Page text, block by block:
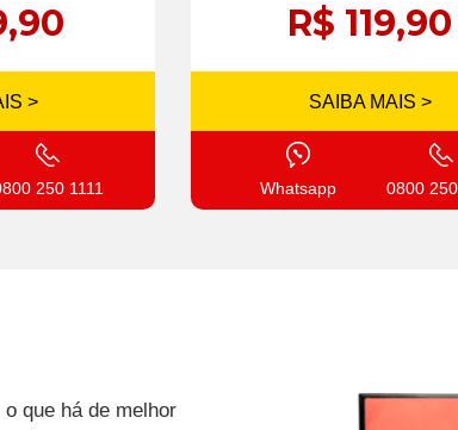
>
250 1111
R$ 119,90
SAIBA MAIS >
Whatsapp 0800
que há de melhor